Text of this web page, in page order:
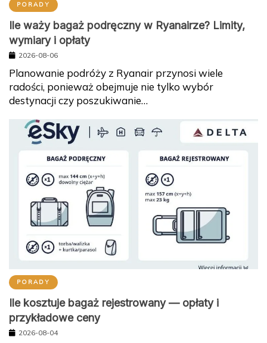
PORADY
Ile waży bagaż podręczny w Ryanairze? Limity,
wymiary i opłaty
2026-08-06
Planowanie podróży z Ryanair przynosi wiele
radości, ponieważ obejmuje nie tylko wybór
destynacji czy poszukiwanie…
PORADY
Ile kosztuje bagaż rejestrowany — opłaty i
przykładowe ceny
2026-08-04